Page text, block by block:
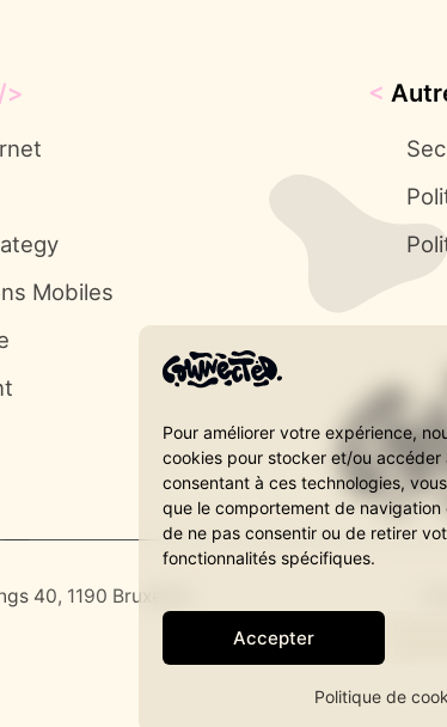
Pour améliorer votre expérience,
cookies pour stocker et/ou
consentant à ces technologies,
que le comportement de
de ne pas consentir ou de retirer
fonctionnalités spécifiques.
Accepter
Politique de
Mobiles
<
40, 1190 Bruxelles